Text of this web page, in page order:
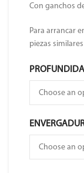
Con ganchos
Para arrancar
piezas